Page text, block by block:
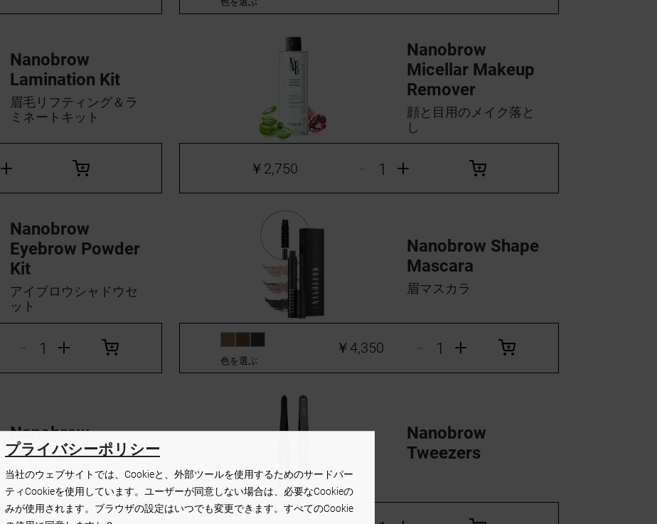
Nanobrow
Lamination Kit
眉毛リフティング＆ラ
ミネートキット
+
Nanobrow
Micellar Makeup
Remover
顔と目用のメイク落と
し
￥2,750 +
Nanobrow
Eyebrow Powder
Kit
アイブロウシャドウセ
ット
+
Nanobrow Shape
Mascara
眉マスカラ
色を選ぶ
￥4,350 +
Nanobrow
Styling Brush
Nanobrow
Tweezers
プライバシーポリシー
当社のウェブサイトでは、Cookieと、外部ツールを使用するためのサードパー
ティCookieを使用しています。ユーザーが同意しない場合は、必要なCookieの
みが使用されます。ブラウザの設定はいつでも変更できます。すべてのCookie